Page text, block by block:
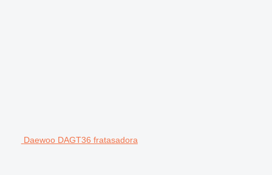
Daewoo DAGT36 fratasadora